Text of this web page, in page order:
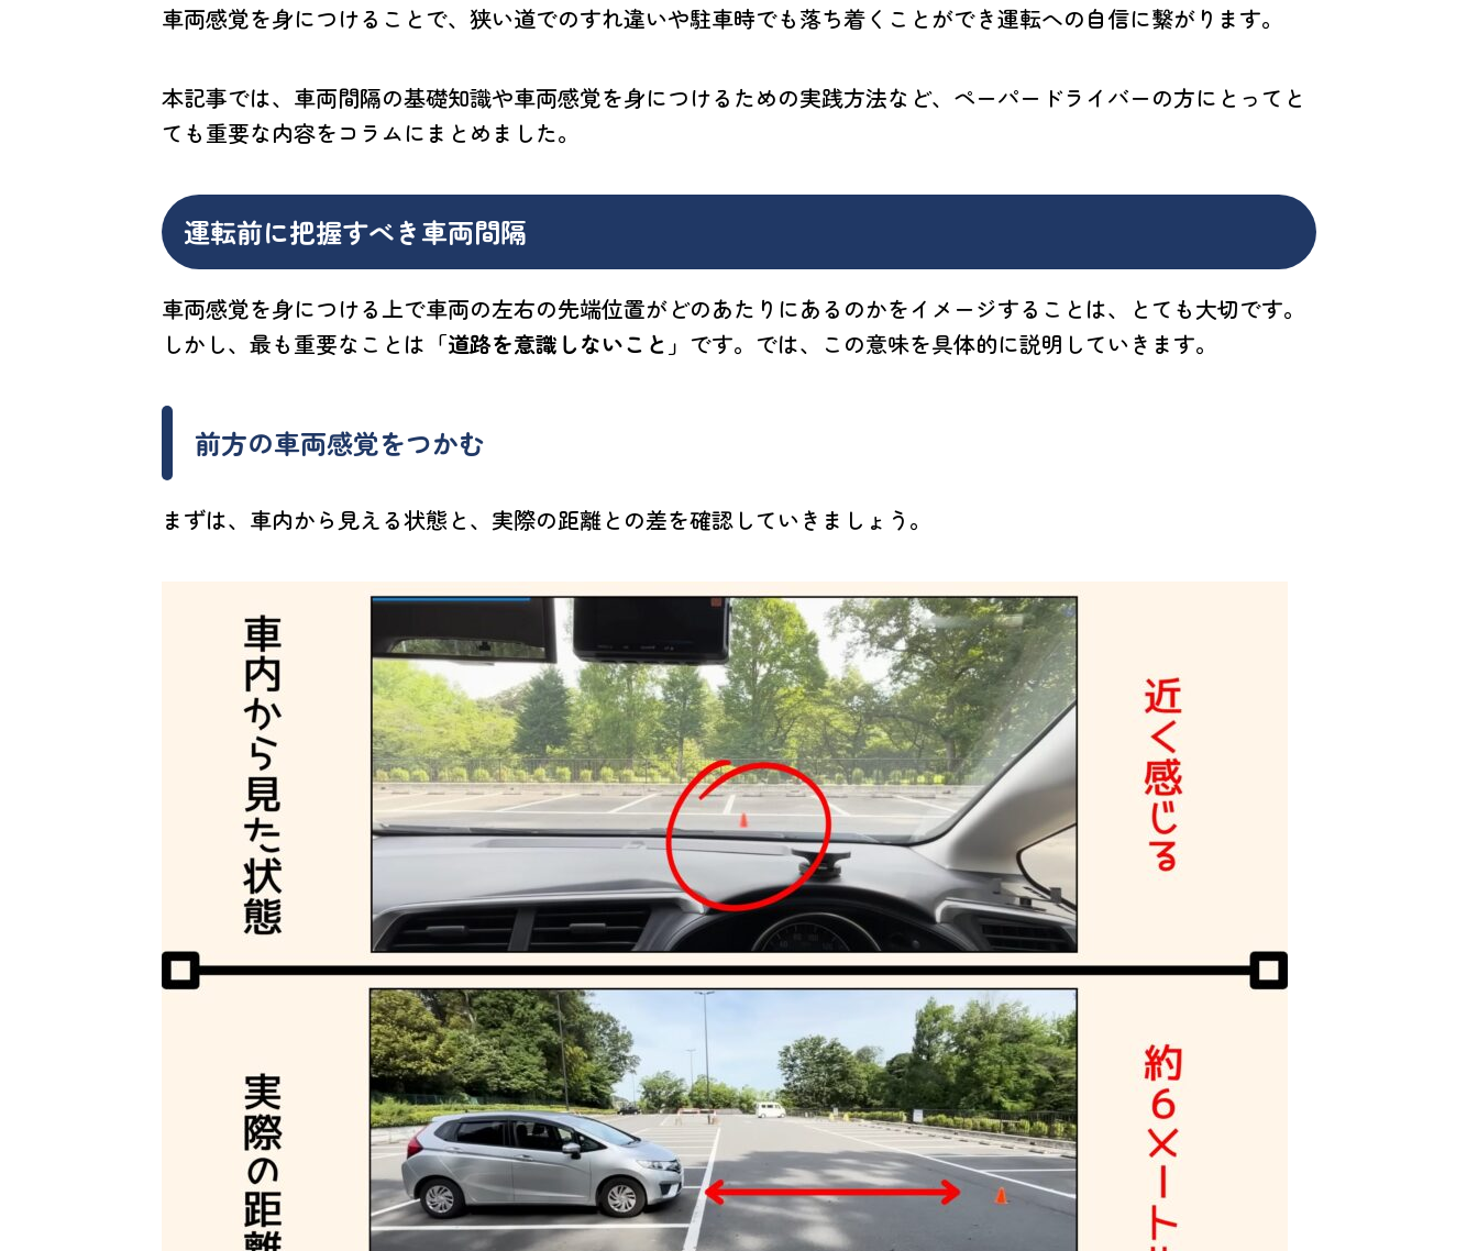
車両感覚を身につけることで、狭い道でのすれ違いや駐車時でも落ち着くことができ運転への自信に繋がります。
本記事では、車両間隔の基礎知識や車両感覚を身につけるための実践方法など、ペーパードライバーの方にとってと
ても重要な内容をコラムにまとめました。
運転前に把握すべき車両間隔
車両感覚を身につける上で車両の左右の先端位置がどのあたりにあるのかをイメージすることは、とても大切です。
しかし、最も重要なことは 「道路を意識しないこと」 です。では、この意味を具体的に説明していきます。
前方の車両感覚をつかむ
まずは、車内から見える状態と、実際の距離との差を確認していきましょう。